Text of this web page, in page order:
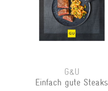
G&U
Einfach gute Steaks